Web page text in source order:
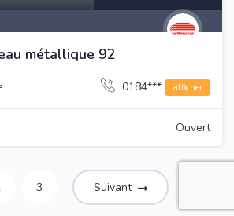
métallique 92
0184*** afficher
Ouvert
3 Suivant